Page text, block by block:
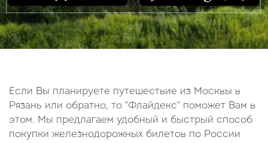
Если Вы планируете путешествие из Москвы в
Рязань или обратно, то "Флайдекс" поможет Вам в
этом. Мы предлагаем удобный и быстрый способ
покупки железнодорожных билетов по России
1
2 3 4 5
6
7
8 9 10 11 12
13
14
15 16 17 18 19
20
Октябрь 2026